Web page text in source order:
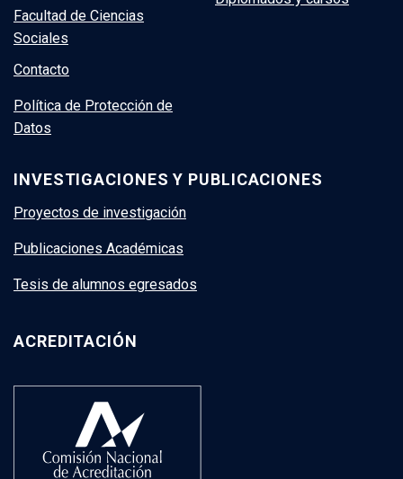
Facultad de Ciencias
Sociales
Contacto
Política de Protección de
Datos
INVESTIGACIONES Y PUBLICACIONES
Proyectos de investigación
Publicaciones Académicas
Tesis de alumnos egresados
ACREDITACIÓN